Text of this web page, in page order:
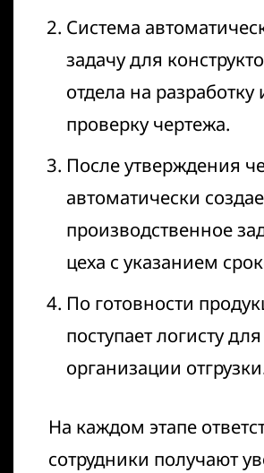
Система
задачу для
отдела на разработку
проверку чертежа.
После утверждения
автоматически
производственное
цеха с указанием
По готовности
поступает логисту для
организации
На каждом этапе
сотрудники получают